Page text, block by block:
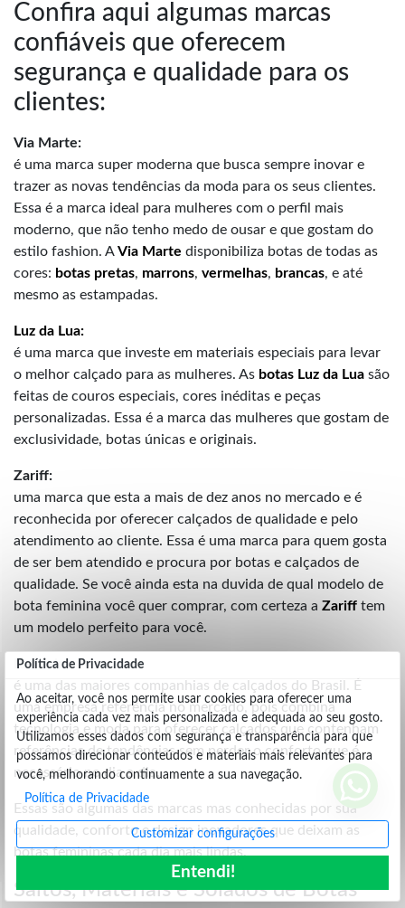
Política de Privacidade
Ao aceitar, você nos permite usar cookies para oferecer uma
experiência cada vez mais personalizada e adequada ao seu gosto.
Utilizamos esses dados com segurança e transparência para que
possamos direcionar conteúdos e materiais mais relevantes para
você, melhorando continuamente a sua navegação.
Política de Privacidade
Customizar configurações
Entendi!
Confira aqui algumas marcas
confiáveis que oferecem
segurança e qualidade para os
clientes:
Via Marte:
é uma marca super moderna que busca sempre inovar e
trazer as novas tendências da moda para os seus clientes.
Essa é a marca ideal para mulheres com o perfil mais
moderno, que não tenho medo de ousar e que gostam do
estilo fashion. AVia Marte disponibiliza botas de todas as
cores: botas pretas, marrons, vermelhas, brancas, e até
mesmo as estampadas.
Luz da Lua:
é uma marca que investe em materiais especiais para levar
o melhor calçado para as mulheres. As botas Luz da Lua são
feitas de couros especiais, cores inéditas e peças
personalizadas. Essa é a marca das mulheres que gostam de
exclusividade, botas únicas e originais.
Zariff:
uma marca que esta a mais de dez anos no mercado e é
reconhecida por oferecer calçados de qualidade e pelo
atendimento ao cliente. Essa é uma marca para quem gosta
de ser bem atendido e procura por botas e calçados de
qualidade. Se você ainda esta na duvida de qual modelo de
bota feminina você quer comprar, com certeza a Zariff tem
um modelo perfeito para você.
Ramarim:
é uma das maiores companhias de calçados do Brasil. É
uma empresa referência no mercado, pois combina
tecnologia e moda para oferecer calçados que contenham
referências de tendências sem perder o conforto que é
necessário no dia a dia.
Essas são algumas das marcas mas conhecidas por sua
qualidade, conforto e design inovadores que deixam as
botas femininas cada dia mais lindas.
Saltos, Materiais e Solados de Botas